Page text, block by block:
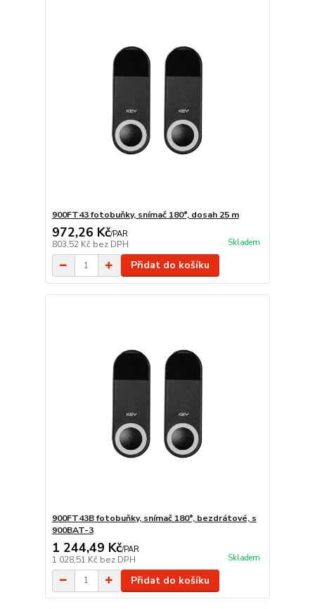
900FT43 fotobuňky, snímač 180°, dosah 25 m
972,26 Kč/PAR
803,52 Kč bez DPH Skladem
Přidat do košíku
900FT43B fotobuňky, snímač 180°, bezdrátové, s
900BAT-3
1 244,49 Kč/PAR
1 028,51 Kč bez DPH Skladem
Přidat do košíku